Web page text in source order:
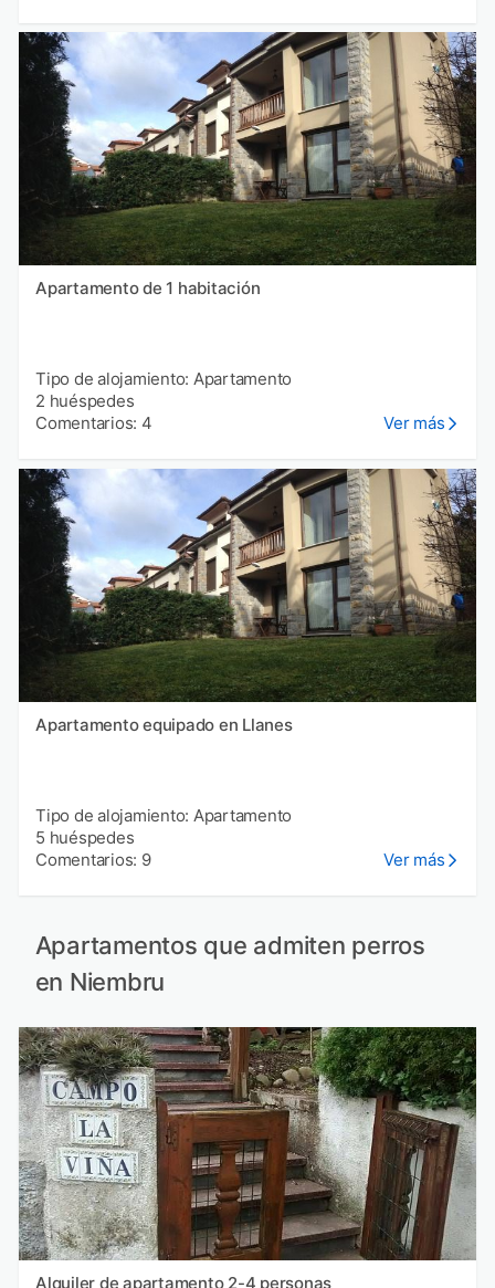
Apartamento de 1 habitación
Tipo de alojamiento: Apartamento
2 huéspedes
Comentarios: 4
Ver más
Apartamento equipado en Llanes
Tipo de alojamiento: Apartamento
5 huéspedes
Comentarios: 9
Ver más
Apartamentos que admiten perros
en Niembru
Alquiler de apartamento 2-4 personas